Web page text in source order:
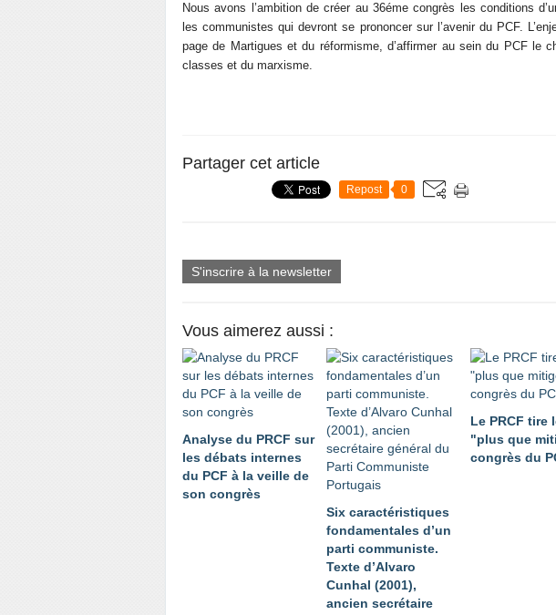
Nous avons l’ambition de créer au 36éme congrès les conditions
les communistes qui devront se prononcer sur l’avenir du PCF.
page de Martigues et du réformisme, d’affirmer au sein du PCF le
classes et du marxisme.
Partager cet article
Repost 0
S'inscrire à la newsletter
Vous aimerez aussi :
Analyse du PRCF sur
les débats internes
du PCF à la veille de
son congrès
Six caractéristiques
fondamentales d’un
parti communiste.
Texte d’Alvaro
Cunhal (2001),
ancien secrétaire
Le PRCF tire
"plus que
congrès du